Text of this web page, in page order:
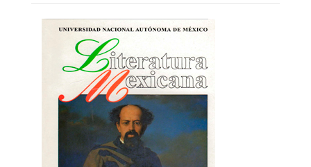
Barra
lateral
artículo